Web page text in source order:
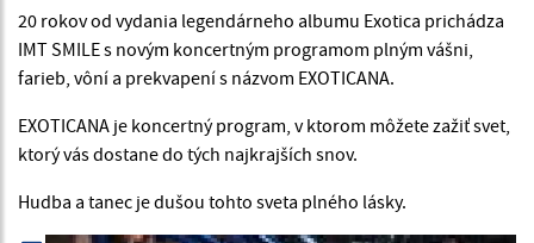
20 rokov od vydania legendárneho albumu Exotica prichádza
IMT SMILE s novým koncertným programom plným vášni,
farieb, vôní a prekvapení s názvom EXOTICANA.
EXOTICANA je koncertný program, v ktorom môžete zažiť svet,
ktorý vás dostane do tých najkrajších snov.
Hudba a tanec je dušou tohto sveta plného lásky.